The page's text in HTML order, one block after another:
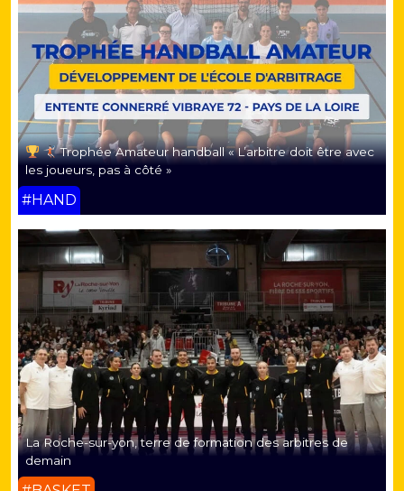
Trophée Amateur handball « L’arbitre doit être avec
les joueurs, pas à côté »
#HAND
La Roche-sur-yon, terre de formation des arbitres de
demain